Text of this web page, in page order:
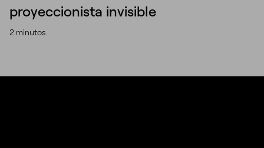
proyeccionista invisible
2 minutos